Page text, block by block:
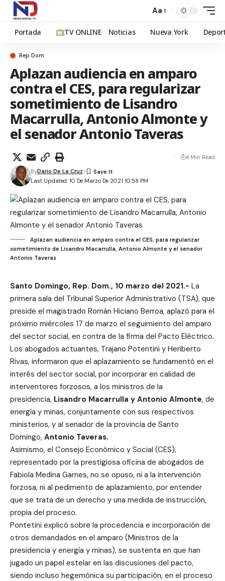
Aa
Portada TV ONLINE Noticias Nueva York
Rep Dom
Aplazan audiencia en amparo
contra el CES, para regularizar
sometimiento de Lisandro
Macarrulla, Antonio Almonte y
el senador Antonio Taveras
Last Updated: 10 De Marzo De 2021 10:58 PM
ByDario De La Cruz
4 Min Read
Aplazan audiencia en amparo contra el CES, para regularizar
sometimiento de Lisandro Macarrulla, Antonio Almonte y el senador
Antonio Taveras
Santo Domingo, Rep. Dom., 10 marzo del 2021.- La
primera sala del Tribunal Superior Administrativo (TSA), que
preside el magistrado Román Hiciano Berroa, aplazó para el
próximo miércoles 17 de marzo el seguimiento del amparo
del sector social, en contra de la firma del Pacto Eléctrico.
Los abogados actuantes, Trajano Potentini y Heriberto
Rivas, informaron que el aplazamiento se fundamentó en el
interés del sector social, por incorporar en calidad de
interventores forzosos, a los ministros de la
presidencia, Lisandro Macarrulla y Antonio Almonte, de
energía y minas, conjuntamente con sus respectivos
ministerios, y al senador de la provincia de Santo
Domingo, Antonio Taveras.
Asimismo, el Consejo Económico y Social (CES),
representado por la prestigiosa oficina de abogados de
Fabiola Medina Garnes, no se opuso, ni a la intervención
forzosa, ni al pedimento de aplazamiento, por entender
que se trata de un derecho y una medida de instrucción,
propia del proceso.
Pontetini explicó sobre la procedencia e incorporación de
otros demandados en el amparo (Ministros de la
presidencia y energía y minas), se sustenta en que han
jugado un papel estelar en las discusiones del pacto,
siendo incluso hegemónica su participación, en el proceso